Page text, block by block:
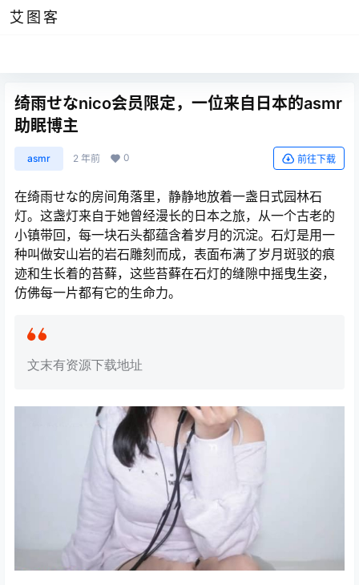
艾图客
绮雨せなnico会员限定，一位来自日本的asmr
助眠博主
asmr 2 年前 0 前往下载
在绮雨せな的房间角落里，静静地放着一盏日式园林石
灯。这盏灯来自于她曾经漫长的日本之旅，从一个古老的
小镇带回，每一块石头都蕴含着岁月的沉淀。石灯是用一
种叫做安山岩的岩石雕刻而成，表面布满了岁月斑驳的痕
迹和生长着的苔藓，这些苔藓在石灯的缝隙中摇曳生姿，
仿佛每一片都有它的生命力。
文末有资源下载地址